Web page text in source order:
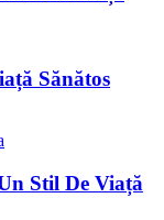
Sănătos
Stil De Viață